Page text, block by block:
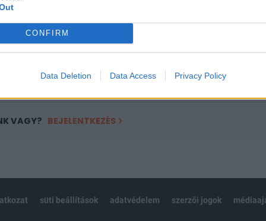
CONFIRM
Data Deletion Data Access Privacy Policy
tartalmazza:
elmúlt 2 év napon belüli
Előfizetés
VAGY? BEJELENTKEZÉS
süti beállítások adatvédelem szerzői jogok